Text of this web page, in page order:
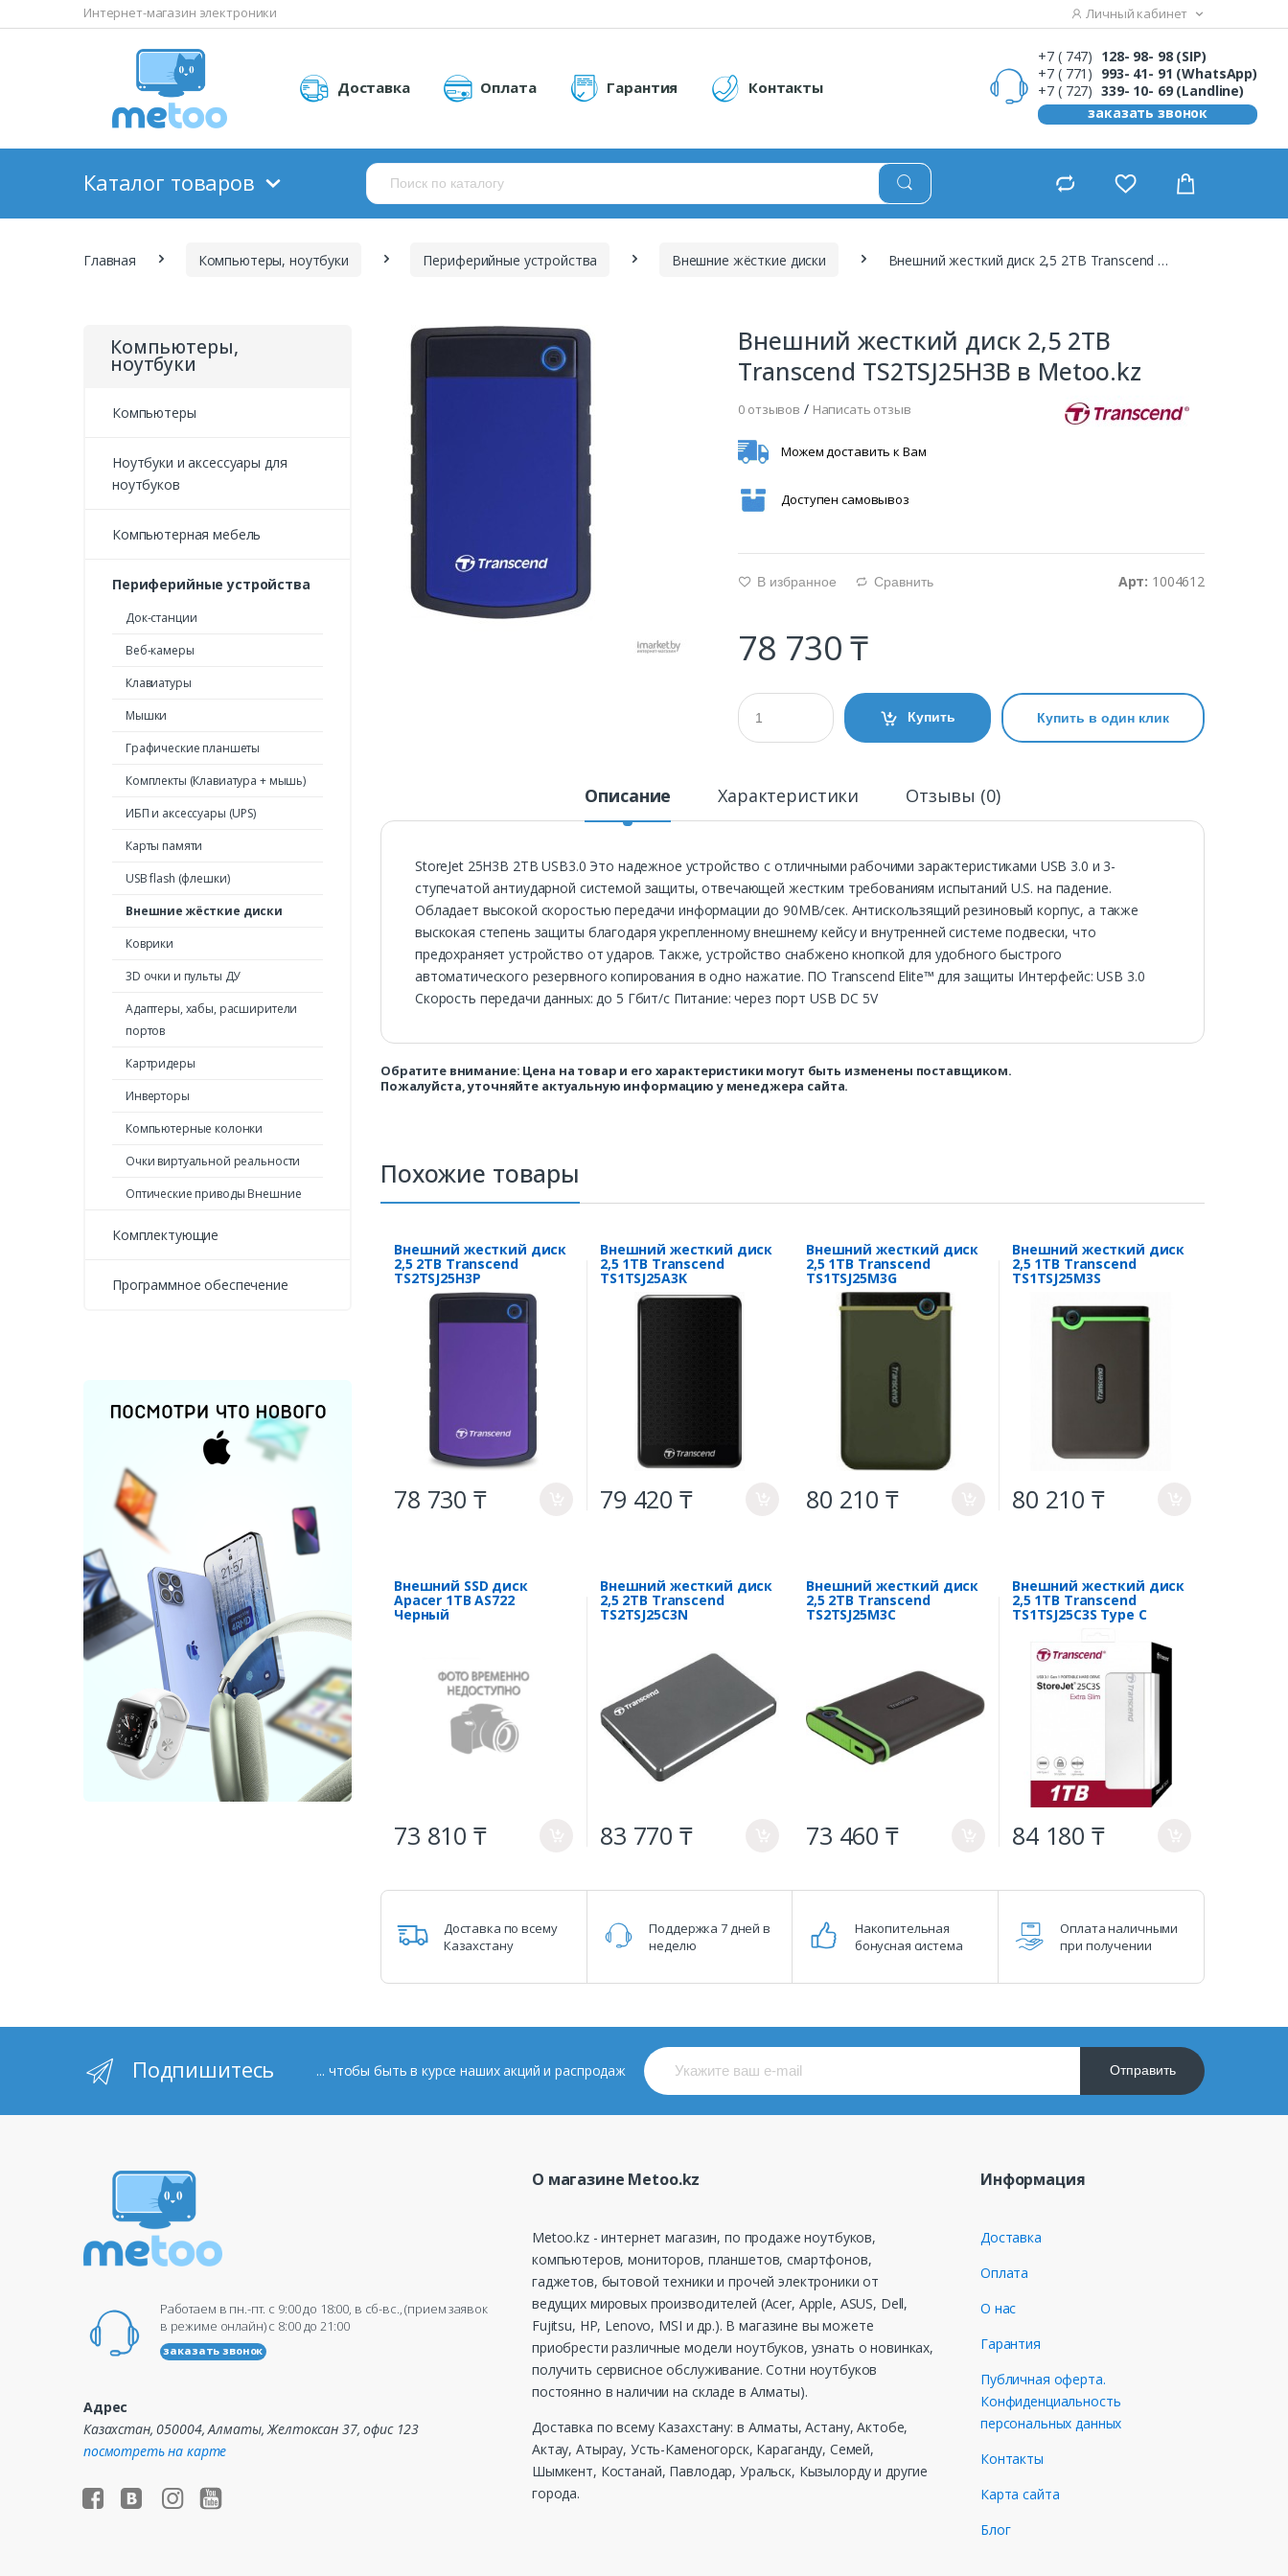
Интернет-магазин электроники Личный кабинет
Доставка Оплата Гарантия Контакты
+7 ( 747) 128- 98- 98 (SIP)
+7 ( 771) 993- 41- 91 (WhatsApp)
+7 ( 727) 339- 10- 69 (Landline)
заказать звонок
Каталог товаров
Главная Компьютеры, ноутбуки Периферийные устройства Внешние жёсткие диски Внешний жесткий диск 2,5 2TB Transcend TS2TSJ25H3B
Компьютеры,
ноутбуки
Компьютеры
Ноутбуки и аксессуары для
ноутбуков
Компьютерная мебель
Периферийные устройства
Док-станции
Веб-камеры
Клавиатуры
Мышки
Графические планшеты
Комплекты (Клавиатура + мышь)
ИБП и аксессуары (UPS)
Карты памяти
USB flash (флешки)
Внешние жёсткие диски
Коврики
3D очки и пульты ДУ
Адаптеры, хабы, расширители
портов
Картридеры
Инверторы
Компьютерные колонки
Очки виртуальной реальности
Оптические приводы Внешние
Комплектующие
Программное обеспечение
Внешний жесткий диск 2,5 2TB
Transcend TS2TSJ25H3B в Metoo.kz
0 отзывов / Написать отзыв
Можем доставить к Вам
Доступен самовывоз
Арт: 1004612
g В избранное d Сравнить
78 730 ₸
Купить Купить в один клик
Описание Характеристики Отзывы (0)
StoreJet 25H3B 2TB USB3.0 Это надежное устройство с отличными рабочими зарактеристиками USB 3.0 и 3-
ступечатой антиударной системой защиты, отвечающей жестким требованиям испытаний U.S. на падение.
Обладает высокой скоростью передачи информации до 90MB/сек. Антискользящий резиновый корпус, а также
выскокая степень защиты благодаря укрепленному внешнему кейсу и внутренней системе подвески, что
предохраняет устройство от ударов. Также, устройство снабжено кнопкой для удобного быстрого
автоматического резервного копирования в одно нажатие. ПО Transcend Elite™ для защиты Интерфейс: USB 3.0
Скорость передачи данных: до 5 Гбит/с Питание: через порт USB DC 5V
Обратите внимание: Цена на товар и его характеристики могут быть изменены поставщиком.
Пожалуйста, уточняйте актуальную информацию у менеджера сайта.
Похожие товары
Внешний жесткий диск
2,5 2TB Transcend
TS2TSJ25H3P
78 730 ₸
Внешний жесткий диск
2,5 1TB Transcend
TS1TSJ25A3K
79 420 ₸
Внешний жесткий диск
2,5 1TB Transcend
TS1TSJ25M3G
80 210 ₸
Внешний жесткий диск
2,5 1TB Transcend
TS1TSJ25M3S
80 210 ₸
Внешний SSD диск
Apacer 1TB AS722
Черный
73 810 ₸
Внешний жесткий диск
2,5 2TB Transcend
TS2TSJ25C3N
83 770 ₸
Внешний жесткий диск
2,5 2TB Transcend
TS2TSJ25M3C
73 460 ₸
Внешний жесткий диск
2,5 1TB Transcend
TS1TSJ25C3S Type C
84 180 ₸
Доставка по всему
Казахстану
Поддержка 7 дней в
неделю
Накопительная
бонусная система
Оплата наличными
при получении
Подпишитесь ... чтобы быть в курсе наших акций и распродаж Отправить
Работаем в пн.-пт. c 9:00 до 18:00, в сб-вс., (прием заявок
в режиме онлайн) c 8:00 до 21:00
заказать звонок
Адрес
Казахстан, 050004, Алматы, Желтоксан 37, офис 123
посмотреть на карте
О магазине Metoo.kz
Metoo.kz - интернет магазин, по продаже ноутбуков,
компьютеров, мониторов, планшетов, смартфонов,
гаджетов, бытовой техники и прочей электроники от
ведущих мировых производителей (Acer, Apple, ASUS, Dell,
Fujitsu, HP, Lenovo, MSI и др.). В магазине вы можете
приобрести различные модели ноутбуков, узнать о новинках,
получить сервисное обслуживание. Сотни ноутбуков
постоянно в наличии на складе в Алматы).
Доставка по всему Казахстану: в Алматы, Астану, Актобе,
Актау, Атырау, Усть-Каменогорск, Караганду, Семей,
Шымкент, Костанай, Павлодар, Уральск, Кызылорду и другие
города.
Информация
Доставка
Оплата
О нас
Гарантия
Публичная оферта.
Конфиденциальность
персональных данных
Контакты
Карта сайта
Блог